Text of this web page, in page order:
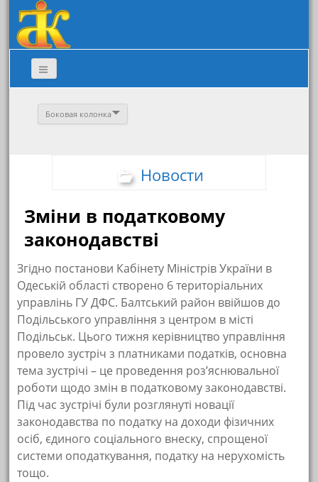
Боковая колонка
Новости
Зміни в податковому
законодавстві
Згідно постанови Кабінету Міністрів України в
Одеській області створено 6 територіальних
управлінь ГУ ДФС. Балтський район ввійшов до
Подільського управління з центром в місті
Подільськ. Цього тижня керівництво управління
провело зустріч з платниками податків, основна
тема зустрічі – це проведення роз’яснювальної
роботи щодо змін в податковому законодавстві.
Під час зустрічі були розглянуті новації
законодавства по податку на доходи фізичних
осіб, єдиного соціального внеску, спрощеної
системи оподаткування, податку на нерухомість
тощо.